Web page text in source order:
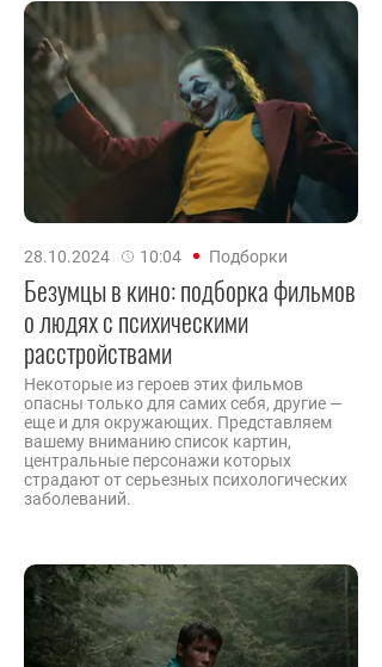
28.10.2024 10:04 Подборки
Безумцы в кино: подборка фильмов
о людях с психическими
расстройствами
Некоторые из героев этих фильмов
опасны только для самих себя, другие —
еще и для окружающих. Представляем
вашему вниманию список картин,
центральные персонажи которых
страдают от серьезных психологических
заболеваний.